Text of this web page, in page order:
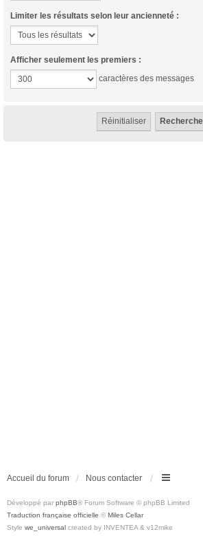
Limiter les résultats selon leur ancienneté :
Afficher seulement les premiers :
caractères des messages
Accueil du forum Nous contacter
Développé par phpBB® Forum Software © phpBB Limited
Traduction française officielle © Miles Cellar
Style we_universal created by INVENTEA & v12mike